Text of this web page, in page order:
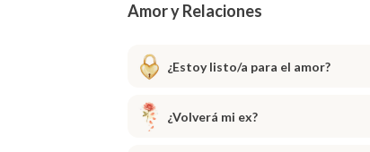
Amor y Relaciones
¿Estoy listo/a para el amor?
¿Volverá mi ex?